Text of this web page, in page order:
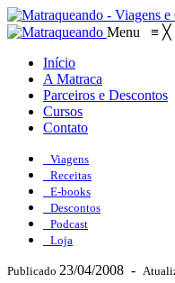
Menu ≡ ╳
Início
A Matraca
Parceiros e Descontos
Cursos
Contato
Viagens
Receitas
E-books
Descontos
Podcast
Loja
Publicado 23/04/2008 -